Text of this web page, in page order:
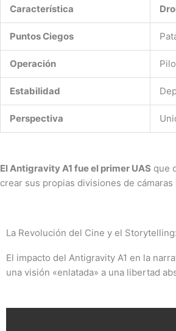
Característica
Puntos Ciegos
Operación
Estabilidad
Perspectiva
El Antigravity A1 fue el primer UAS que
crear sus propias divisiones de
La Revolución del Cine y el
El impacto del Antigravity A1 en la
una visión «enlatada» a una libertad